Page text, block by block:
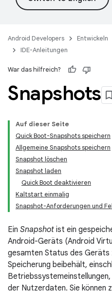
Android Developers Entwickeln
IDE-Anleitungen
War das hilfreich?
Snapshots
Auf dieser Seite
Quick Boot-Snapshots speichern
Allgemeine Snapshots speichern
Snapshot löschen
Snapshot laden
Quick Boot deaktivieren
Kaltstart einmalig
Snapshot-Anforderungen und
Ein Snapshot ist ein
Android-Geräts (Android
gesamten Status des Geräts
Speicherung beibehält,
der Nutzerdaten. Sie können